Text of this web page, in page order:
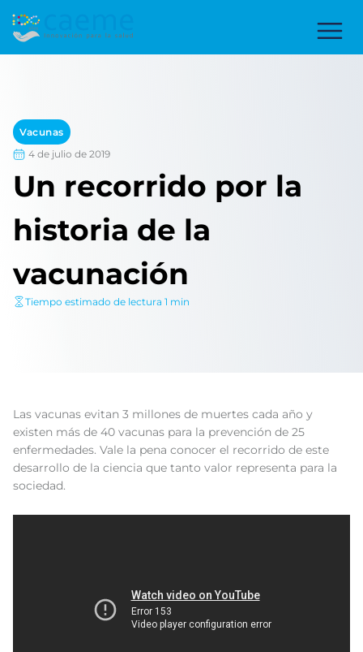
Vacunas
4 de julio de 2019
Un recorrido por la
historia de la
vacunación
Tiempo estimado de lectura 1 min
Las vacunas evitan 3 millones de muertes cada año y
existen más de 40 vacunas para la prevención de 25
enfermedades. Vale la pena conocer el recorrido de este
desarrollo de la ciencia que tanto valor representa para la
sociedad.